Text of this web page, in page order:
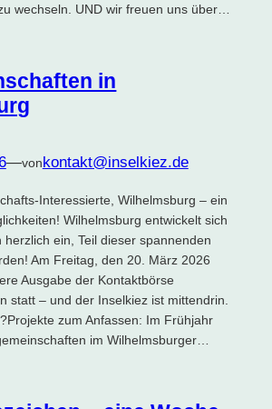
wechseln. UND wir freuen uns über…
in
—vonkontakt@inselkiez.de
Interessierte, Wilhelmsburg – ein
Wilhelmsburg entwickelt sich
herzlich ein, Teil dieser spannenden
Am Freitag, den 20. März 2026
Ausgabe der Kontaktbörse
statt – und der Inselkiez ist mittendrin.
zum Anfassen: Im Frühjahr
im Wilhelmsburger…